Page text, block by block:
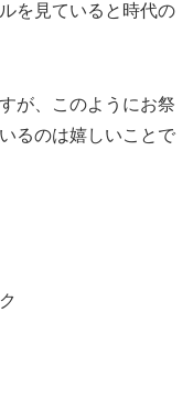
を見ていると時代の
が、このようにお祭
るのは嬉しいことで